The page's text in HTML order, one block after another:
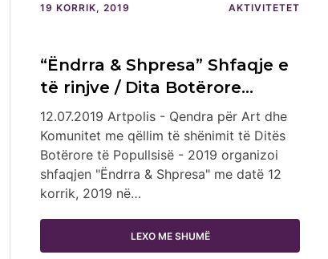
19 KORRIK, 2019 AKTIVITETET
“Ëndrra & Shpresa” Shfaqje e
të rinjve / Dita Botërore…
12.07.2019 Artpolis - Qendra për Art dhe
Komunitet me qëllim të shënimit të Ditës
Botërore të Popullsisë - 2019 organizoi
shfaqjen "Ëndrra & Shpresa" me datë 12
korrik, 2019 në…
LEXO ME SHUMË